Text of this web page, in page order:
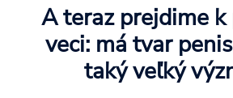
A teraz prejdime
veci: má tvar
taký veľký